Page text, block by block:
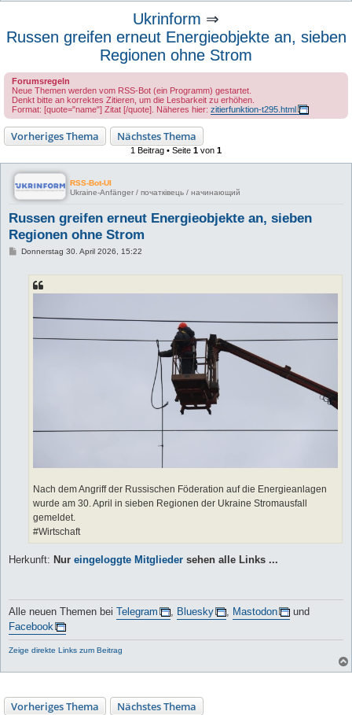
Ukrinform ⇒
Russen greifen erneut Energieobjekte an, sieben
Regionen ohne Strom
Forumsregeln
Neue Themen werden vom RSS-Bot (ein Programm) gestartet.
Denkt bitte an korrektes Zitieren, um die Lesbarkeit zu erhöhen.
Format: [quote="name"] Zitat [/quote]. Näheres hier: zitierfunktion-t295.html
Vorheriges Thema Nächstes Thema
1 Beitrag • Seite 1 von 1
RSS-Bot-UI
Ukraine-Anfänger / початківець / начинающий
Russen greifen erneut Energieobjekte an, sieben
Regionen ohne Strom
BDonnerstag 30. April 2026, 15:22
Nach dem Angriff der Russischen Föderation auf die Energieanlagen
wurde am 30. April in sieben Regionen der Ukraine Stromausfall
gemeldet.
#Wirtschaft
Herkunft: Nur eingeloggte Mitglieder sehen alle Links ...
Alle neuen Themen bei Telegram , Bluesky , Mastodon
und
Facebook
Zeige direkte Links zum Beitrag
Vorheriges Thema Nächstes Thema